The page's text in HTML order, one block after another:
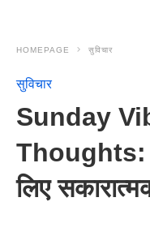
HOMEPAGE सुविचार
सुविचार
Sunday
Thoughts:
लिए